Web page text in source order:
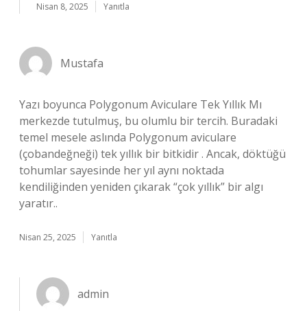
Nisan 8, 2025 Yanıtla
Mustafa
Yazı boyunca Polygonum Aviculare Tek Yıllık Mı
merkezde tutulmuş, bu olumlu bir tercih. Buradaki
temel mesele aslında Polygonum aviculare
(çobandeğneği) tek yıllık bir bitkidir . Ancak, döktüğü
tohumlar sayesinde her yıl aynı noktada
kendiliğinden yeniden çıkarak “çok yıllık” bir algı
yaratır..
Nisan 25, 2025 Yanıtla
admin